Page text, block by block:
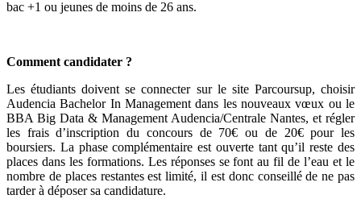
bac +1 ou jeunes de moins de 26 ans.
Comment candidater ?
Les étudiants doivent se connecter sur le site Parcoursup, choisir
Audencia Bachelor In Management dans les nouveaux vœux ou le
BBA Big Data & Management Audencia/Centrale Nantes, et régler
les frais d’inscription du concours de 70€ ou de 20€ pour les
boursiers. La phase complémentaire est ouverte tant qu’il reste des
places dans les formations. Les réponses se font au fil de l’eau et le
nombre de places restantes est limité, il est donc conseillé de ne pas
tarder à déposer sa candidature.